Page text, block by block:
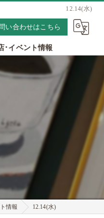
12.14(水)
い合わせはこちら
･イベント情報
情報 12.14(水)